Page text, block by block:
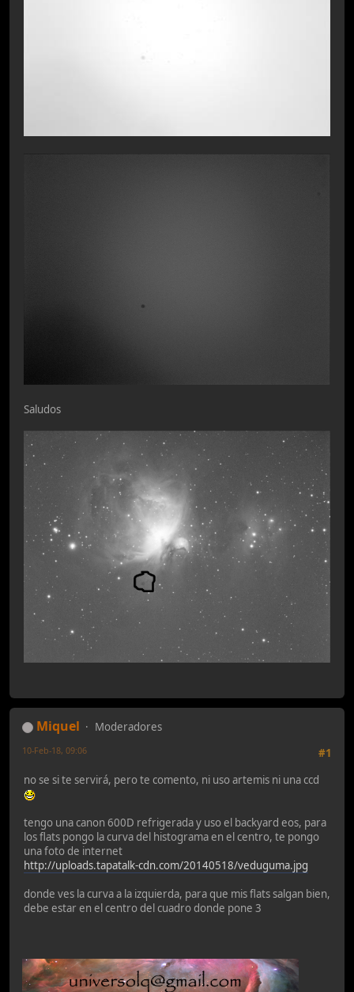
Saludos
Miquel
Moderadores
#1
10-Feb-18, 09:06
no se si te servirá, pero te comento, ni uso artemis ni una ccd
tengo una canon 600D refrigerada y uso el backyard eos, para
los flats pongo la curva del histograma en el centro, te pongo
una foto de internet
http://uploads.tapatalk-cdn.com/20140518/veduguma.jpg
donde ves la curva a la izquierda, para que mis flats salgan bien,
debe estar en el centro del cuadro donde pone 3